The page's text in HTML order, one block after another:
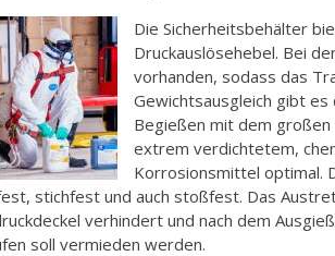
Die Sicherheitsbehälter
Druckauslösehebel. Bei
vorhanden, sodass das
Gewichtsausgleich gibt
Begießen mit dem
extrem verdichtetem,
Korrosionsmittel optimal.
stichfest und auch stoßfest. Das
verhindert und nach dem
soll vermieden werden.